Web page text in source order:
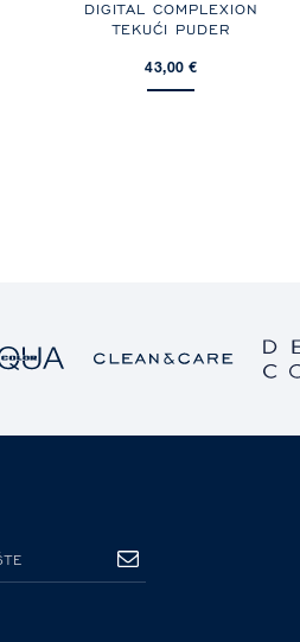
DIGITAL COMPLEXION
TEKUĆI PUDER
43,00 €
PRETPLATA